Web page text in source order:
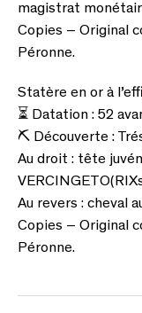
magistrat
Copies – Original
Péronne.
Statère en or à
⏳ Datation : 52
⛏ Découverte :
Au droit : tête
Au revers : cheval
Copies – Original
Péronne.